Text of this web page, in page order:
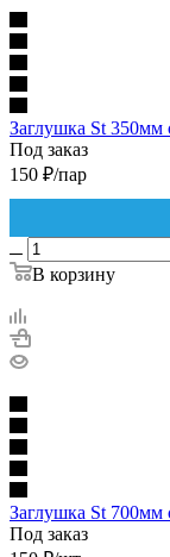
Заглушка St 350мм
Под заказ
150 ₽/пар
В корзину
Заглушка St 700мм
Под заказ